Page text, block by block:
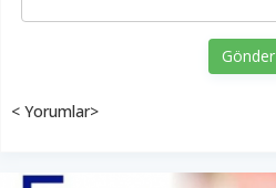
Gönder
< Yorumlar>